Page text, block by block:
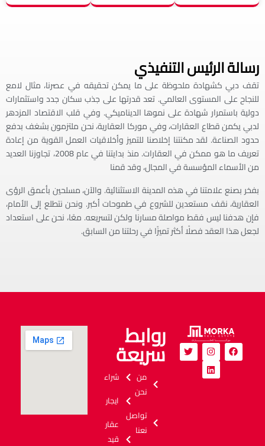
رسالة الرئيس التنفيذي
تقف دبي كشهادة ملحوظة على ما يمكن تحقيقه في عصرنا، مثال لامع
للنجاح على المستوى العالمي. تعد قدرتها على جذب سكان جدد واستثمارات
دولية باستمرار شهادة على نموها الديناميكي. وفي قلب الاقتصاد المزدهر
لدبي يكمن قطاع العقارات، وفي موركا العقارية، نحن ملتزمون بشغف بدفع
حدود الصناعة. لقد مكنتنا إخلاصنا للتميز وأخلاقيات العمل القوية من إعادة
تعريف ما هو ممكن في العقارات. منذ بدايتنا في عام 2008، تجاوزنا العديد
من الأسماء المؤسسة في المجال، وقد قمنا
بفخر بصنع علامتنا في هذه المدينة الاستثنائية. والآن، مسلحين بأعمق الرؤى
العقارية، نقف مستعدين للشروع في طموحات أكبر. ونحن نتطلع إلى الأمام،
فإن هدفنا ليس فقط مواصلة مسارنا ولكن لتسريعه. معًا، نحن على استعداد
لجعل هذا العقد فصلًا أكثر تميزًا في رحلتنا من السابق.
روابط
سريعة
شراء
ايجار
عقار
قيد
من
نحن
تواصل
نعنا